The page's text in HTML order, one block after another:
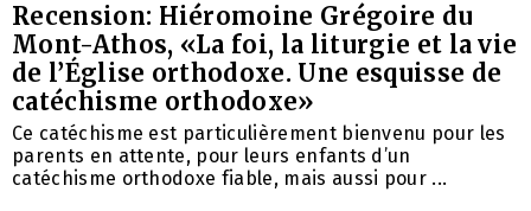
Recension: Hiéromoine Grégoire du
Mont-Athos, «La foi, la liturgie et la vie
de l’Église orthodoxe. Une esquisse de
catéchisme orthodoxe»
Ce catéchisme est particulièrement bienvenu pour les
parents en attente, pour leurs enfants d’un
catéchisme orthodoxe fiable, mais aussi pour ...